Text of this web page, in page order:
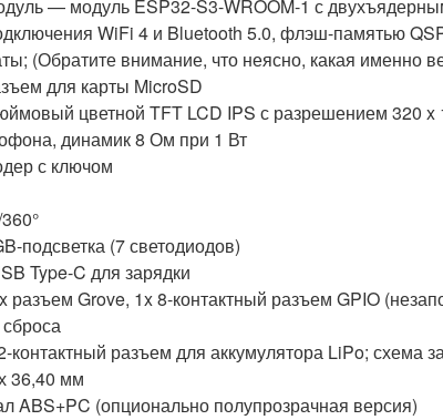
— модуль ESP32-S3-WROOM-1 с
WiFi 4 и Bluetooth 5.0, флэш-памятью
(Обратите внимание, что неясно, какая именно
для карты MicroSD
цветной TFT LCD IPS с разрешением 320 x
динамик 8 Ом при 1 Вт
с ключом
подсветка (7 светодиодов)
Type-C для зарядки
Grove, 1x 8-контактный разъем GPIO
разъем для аккумулятора LiPo; схема
36,40 мм
ABS+PC (опционально полупрозрачная версия)